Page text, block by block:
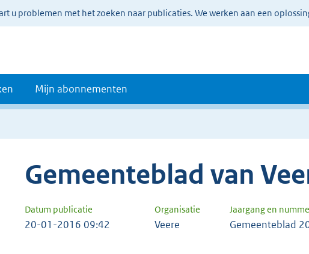
u problemen met het zoeken naar publicaties. We werken aan een
Mijn abonnementen
Gemeenteblad van
Datum publicatie Organisatie Jaargang en
20-01-2016 09:42 Veere Gemeenteblad